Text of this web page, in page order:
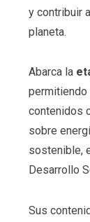
y contribuir
planeta.
Abarca la
permitiendo
contenidos
sobre
sostenible,
Desarrollo
Sus